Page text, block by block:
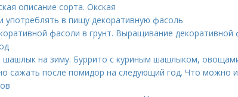
описание сорта. Окская
в пищу декоративную фасоль
фасоли в грунт. Выращивание декоративной
на зиму. Буррито с куриным шашлыком,
сажать после помидор на следующий год. Что можно